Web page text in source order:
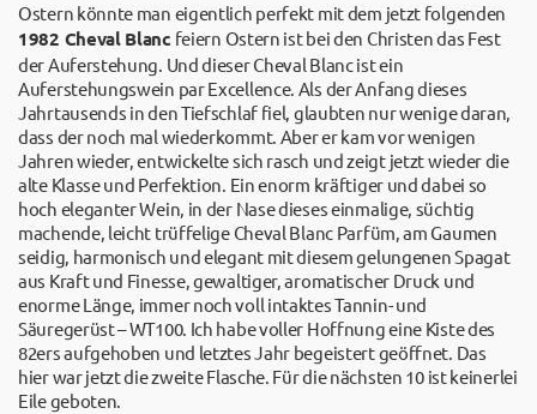
Ostern könnte man eigentlich perfekt mit dem jetzt folgenden
1982 Cheval Blanc feiern Ostern ist bei den Christen das Fest
der Auferstehung. Und dieser Cheval Blanc ist ein
Auferstehungswein par Excellence. Als der Anfang dieses
Jahrtausends in den Tiefschlaf fiel, glaubten nur wenige daran,
dass der noch mal wiederkommt. Aber er kam vor wenigen
Jahren wieder, entwickelte sich rasch und zeigt jetzt wieder die
alte Klasse und Perfektion. Ein enorm kräftiger und dabei so
hoch eleganter Wein, in der Nase dieses einmalige, süchtig
machende, leicht trüffelige Cheval Blanc Parfüm, am Gaumen
seidig, harmonisch und elegant mit diesem gelungenen Spagat
aus Kraft und Finesse, gewaltiger, aromatischer Druck und
enorme Länge, immer noch voll intaktes Tannin- und
Säuregerüst – WT100. Ich habe voller Hoffnung eine Kiste des
82ers aufgehoben und letztes Jahr begeistert geöffnet. Das
hier war jetzt die zweite Flasche. Für die nächsten 10 ist keinerlei
Eile geboten.